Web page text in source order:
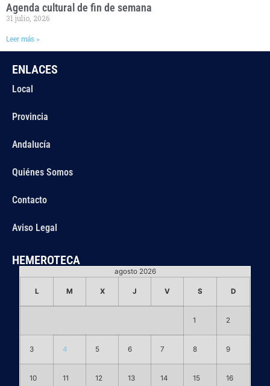
Agenda cultural de fin de semana
31 julio, 2026
Leer más »
ENLACES
Local
Provincia
Andalucía
Quiénes Somos
Contacto
Aviso Legal
HEMEROTECA
agosto 2026
L M X J V S D
1 2
3 4 5 6 7 8 9
10 11 12 13 14 15 16